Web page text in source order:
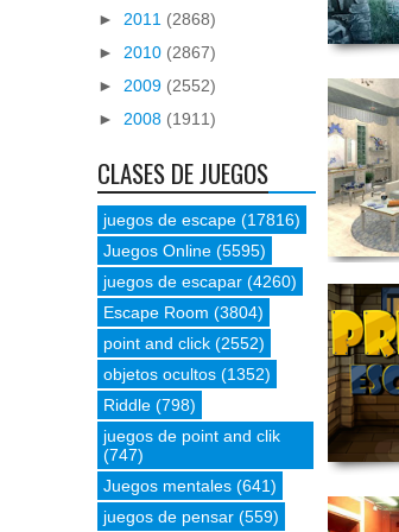
► 2011 (2868)
► 2010 (2867)
► 2009 (2552)
► 2008 (1911)
CLASES DE JUEGOS
juegos de escape (17816)
Juegos Online (5595)
juegos de escapar (4260)
Escape Room (3804)
point and click (2552)
objetos ocultos (1352)
Riddle (798)
juegos de point and clik
(747)
Juegos mentales (641)
juegos de pensar (559)